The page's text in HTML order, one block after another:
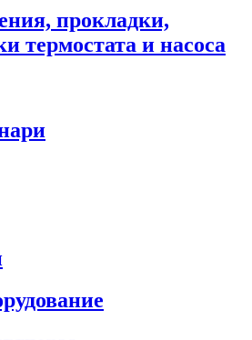
прокладки,
термостата и насоса